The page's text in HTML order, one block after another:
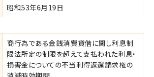
昭和53年6月19日
商行為である金銭消費貸借に関し利息制
限法所定の制限を超えて支払われた利息・
損害金についての不当利得返還請求権の